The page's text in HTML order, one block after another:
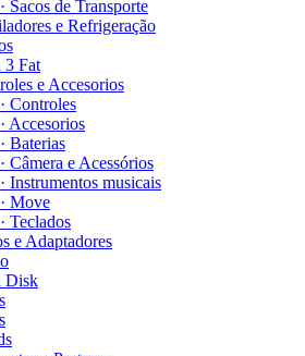
· Sacos de Transporte
e Refrigeração
3 Fat
e Accesorios
· Controles
· Accesorios
· Baterias
· Câmera e Acessórios
· Instrumentos musicais
· Move
· Teclados
e Adaptadores
Disk